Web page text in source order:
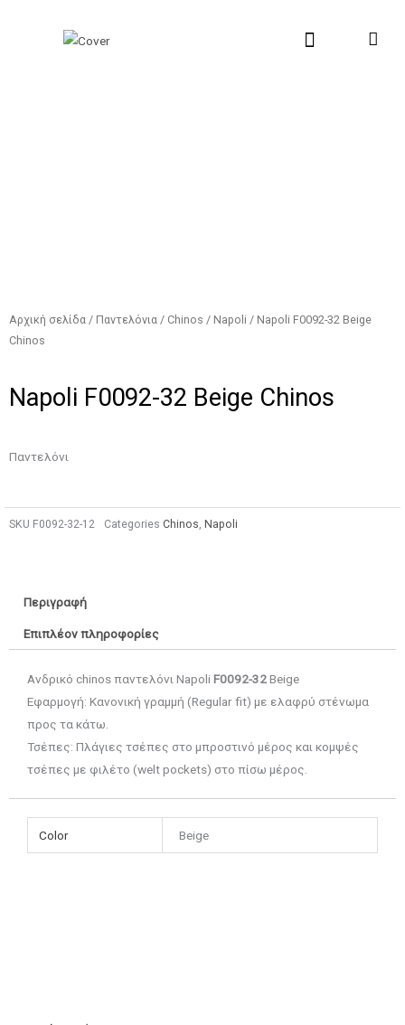
Αρχική σελίδα / Παντελόνια / Chinos / Napoli / Napoli F0092-32 Beige
Chinos
Napoli F0092-32 Beige Chinos
Παντελόνι
SKU F0092-32-12 Categories Chinos Napoli
Περιγραφή
Επιπλέον πληροφορίες
Ανδρικό chinos παντελόνι NapoliF0092-32Beige
Εφαρμογή: Κανονική γραμμή (Regular fit) με ελαφρύ στένωμα
προς τα κάτω.
Τσέπες: Πλάγιες τσέπες στο μπροστινό μέρος και κομψές
τσέπες με φιλέτο (welt pockets) στο πίσω μέρος.
Color Beige